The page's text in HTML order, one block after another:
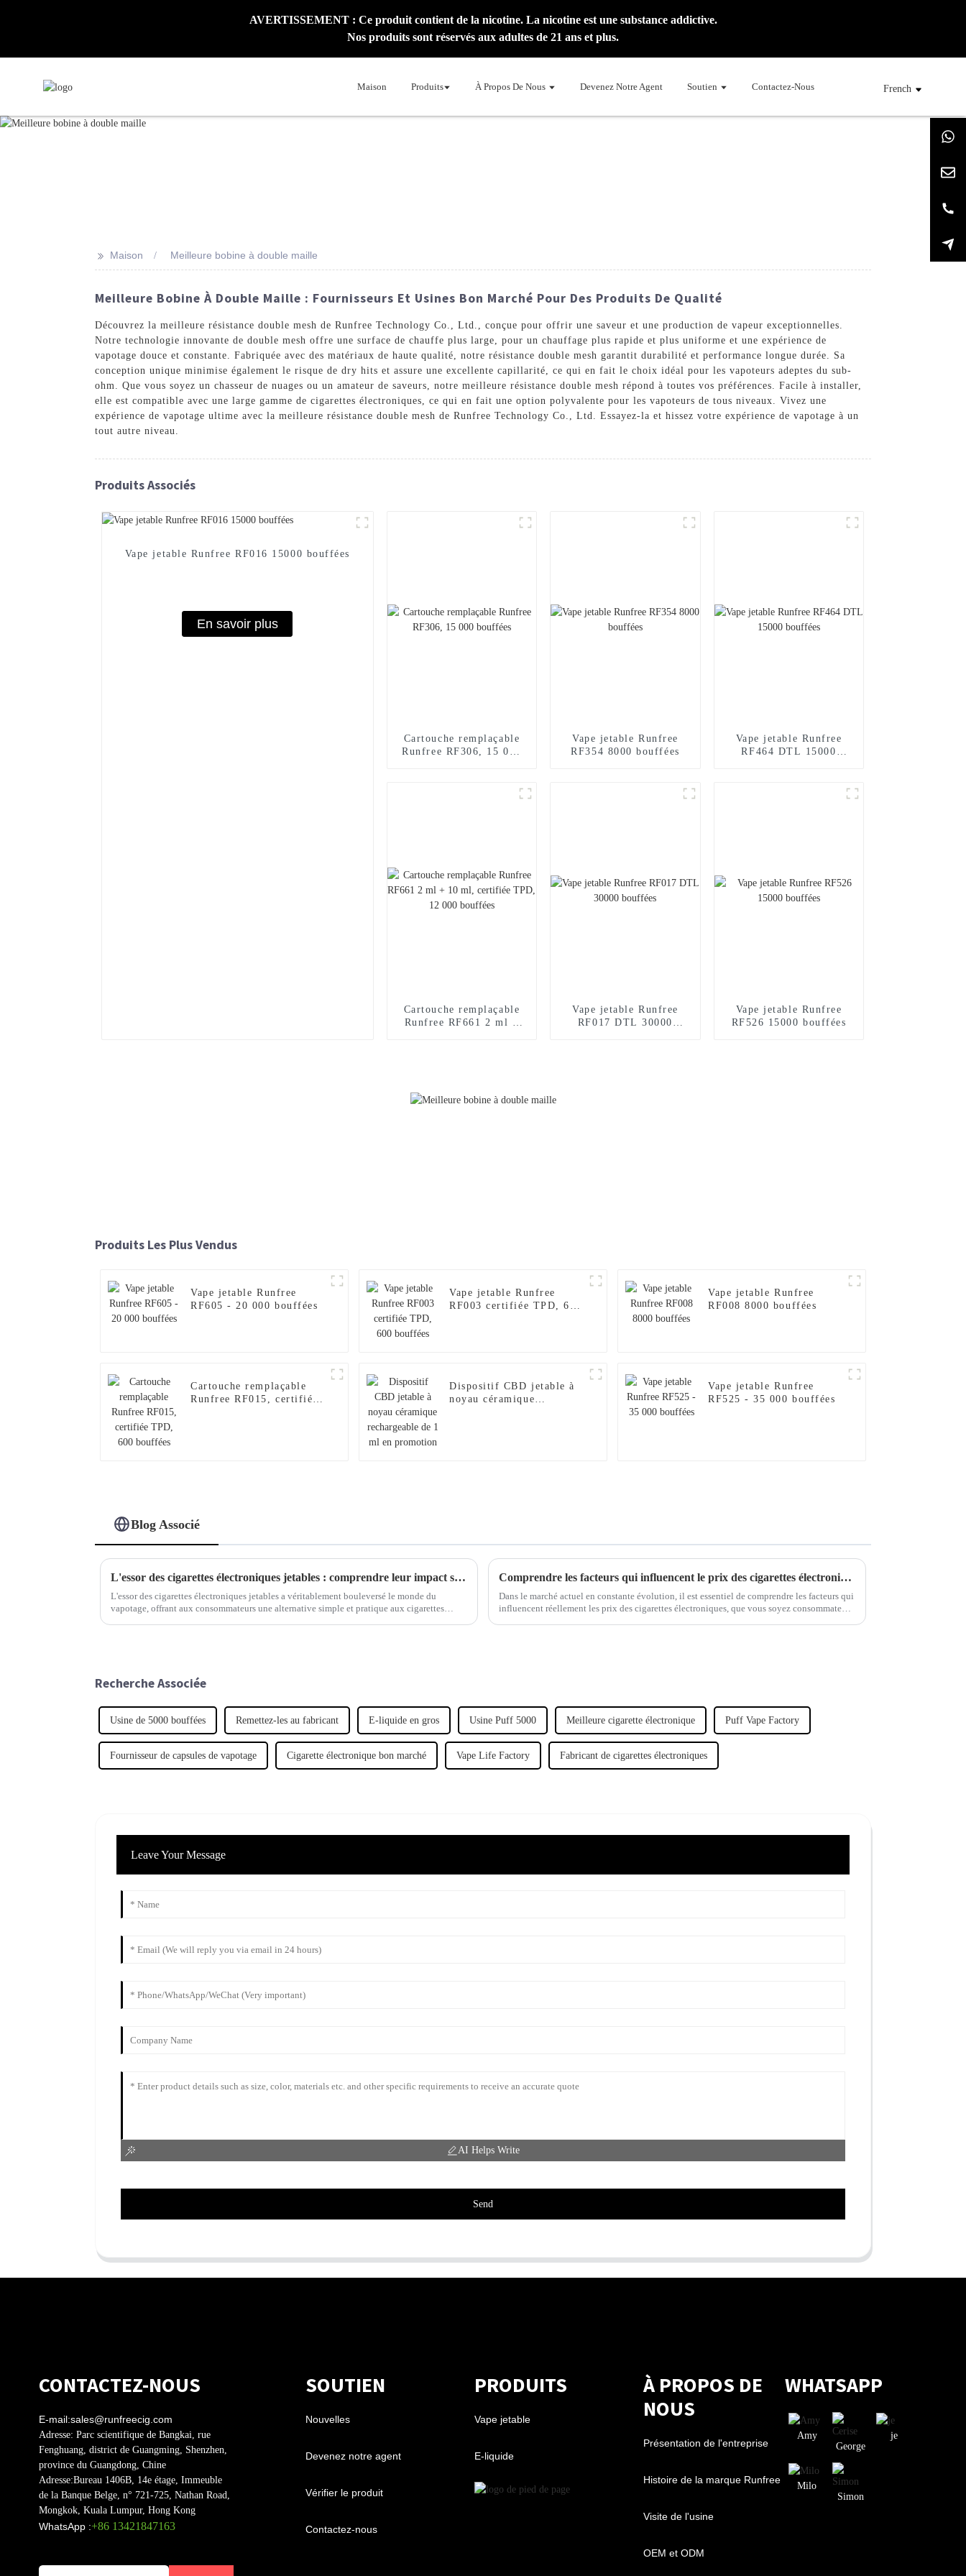
AVERTISSEMENT : Ce produit contient de la nicotine. La nicotine est une substance addictive.
Nos produits sont réservés aux adultes de 21 ans et plus.
Maison Produits À Propos De Nous Devenez Notre Agent Soutien Contactez-Nous French
>> Maison Meilleure bobine à double maille
Meilleure Bobine À Double Maille : Fournisseurs Et Usines Bon Marché Pour Des Produits De Qualité
Découvrez la meilleure résistance double mesh de Runfree Technology Co., Ltd., conçue pour offrir une saveur et une production de vapeur exceptionnelles.
Notre technologie innovante de double mesh offre une surface de chauffe plus large, pour un chauffage plus rapide et plus uniforme et une expérience de
vapotage douce et constante. Fabriquée avec des matériaux de haute qualité, notre résistance double mesh garantit durabilité et performance longue durée. Sa
conception unique minimise également le risque de dry hits et assure une excellente capillarité, ce qui en fait le choix idéal pour les vapoteurs adeptes du sub-
ohm. Que vous soyez un chasseur de nuages ​​ou un amateur de saveurs, notre meilleure résistance double mesh répond à toutes vos préférences. Facile à installer,
elle est compatible avec une large gamme de cigarettes électroniques, ce qui en fait une option polyvalente pour les vapoteurs de tous niveaux. Vivez une
expérience de vapotage ultime avec la meilleure résistance double mesh de Runfree Technology Co., Ltd. Essayez-la et hissez votre expérience de vapotage à un
tout autre niveau.
Produits Associés
Vape jetable Runfree RF016 15000 bouffées
En savoir plus
Cartouche remplaçable
Runfree RF306, 15 000
Vape jetable Runfree
RF354 8000 bouffées
Vape jetable Runfree
RF464 DTL 15000
Cartouche remplaçable
Runfree RF661 2 ml +
Vape jetable Runfree
RF017 DTL 30000
Vape jetable Runfree
RF526 15000 bouffées
Produits Les Plus Vendus
Vape jetable Runfree
RF605 - 20 000 bouffées
Vape jetable Runfree
RF003 certifiée TPD, 600
Vape jetable Runfree
RF008 8000 bouffées
Cartouche remplaçable
Runfree RF015, certifiée
Dispositif CBD jetable à
noyau céramique
Vape jetable Runfree
RF525 - 35 000 bouffées
Blog Associé
L'essor des cigarettes électroniques jetables : comprendre leur impact sur la culture du vapotage
L'essor des cigarettes électroniques jetables a véritablement bouleversé le monde du
vapotage, offrant aux consommateurs une alternative simple et pratique aux cigarettes
Comprendre les facteurs qui influencent le prix des cigarettes électroniques : un guide complet
Dans le marché actuel en constante évolution, il est essentiel de comprendre les facteurs qui
influencent réellement les prix des cigarettes électroniques, que vous soyez consommateur
Recherche Associée
Usine de 5000 bouffées Remettez-les au fabricant E-liquide en gros Usine Puff 5000 Meilleure cigarette électronique Puff Vape Factory
Fournisseur de capsules de vapotage Cigarette électronique bon marché Vape Life Factory Fabricant de cigarettes électroniques
Leave Your Message
AI Helps Write
Send
CONTACTEZ-NOUS
E-mail:sales@runfreecig.com
Adresse: Parc scientifique de Bangkai, rue
Fenghuang, district de Guangming, Shenzhen,
province du Guangdong, Chine
Adresse:Bureau 1406B, 14e étage, Immeuble
de la Banque Belge, n° 721-725, Nathan Road,
Mongkok, Kuala Lumpur, Hong Kong
WhatsApp :+86 13421847163
SOUTIEN
Nouvelles
Devenez notre agent
Vérifier le produit
Contactez-nous
PRODUITS
Vape jetable
E-liquide
À PROPOS DE
NOUS
Présentation de l'entreprise
Histoire de la marque Runfree
Visite de l'usine
OEM et ODM
WHATSAPP
Amy
George
je
Milo
Simon